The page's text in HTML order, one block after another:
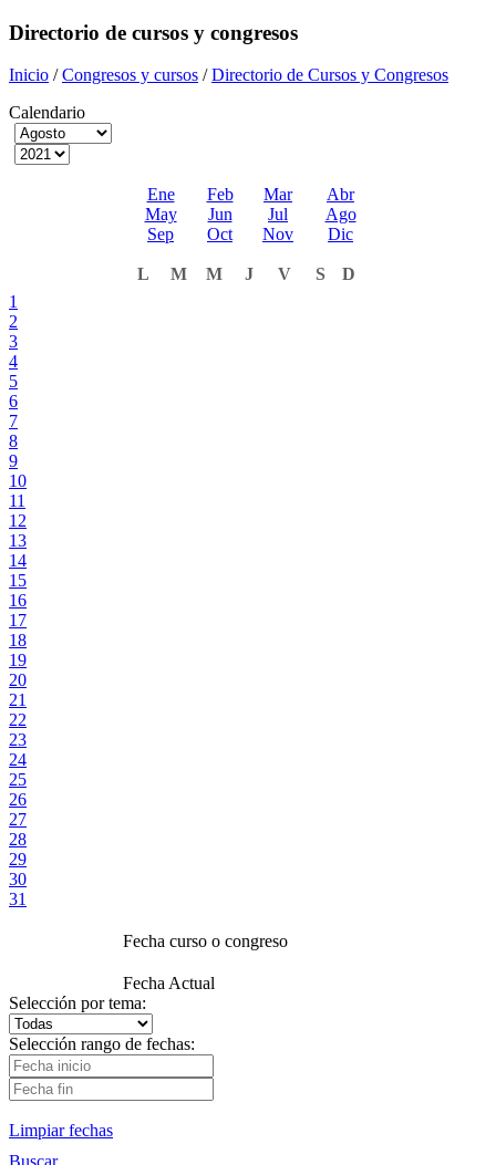
Directorio de cursos y congresos
Inicio /Congresos y cursos /Directorio de Cursos y Congresos
Calendario
Ene Feb Mar
Abr
May
Jun Jul
Ago
Sep
Oct Nov Dic
L M M J V S
D
1
2
3
4
5
6
7
8
9
10
11
12
13
14
15
16
17
18
19
20
21
22
23
24
25
26
27
28
29
30
31
Fecha curso o congreso
Fecha Actual
Selección por tema:
Selección rango de fechas:
Limpiar fechas